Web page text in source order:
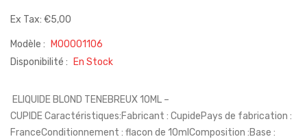
Ex Tax: €5,00
Modèle :
M00001106
Disponibilité :
En Stock
ELIQUIDE BLOND TENEBREUX 10ML –
CUPIDE Caractéristiques:Fabricant : CupidePays de fabrication :
FranceConditionnement : flacon de 10mlComposition :Base :